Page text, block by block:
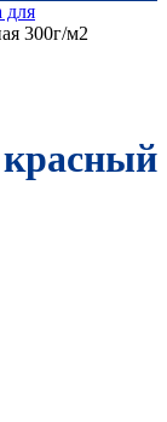
для
300г/м2
красный